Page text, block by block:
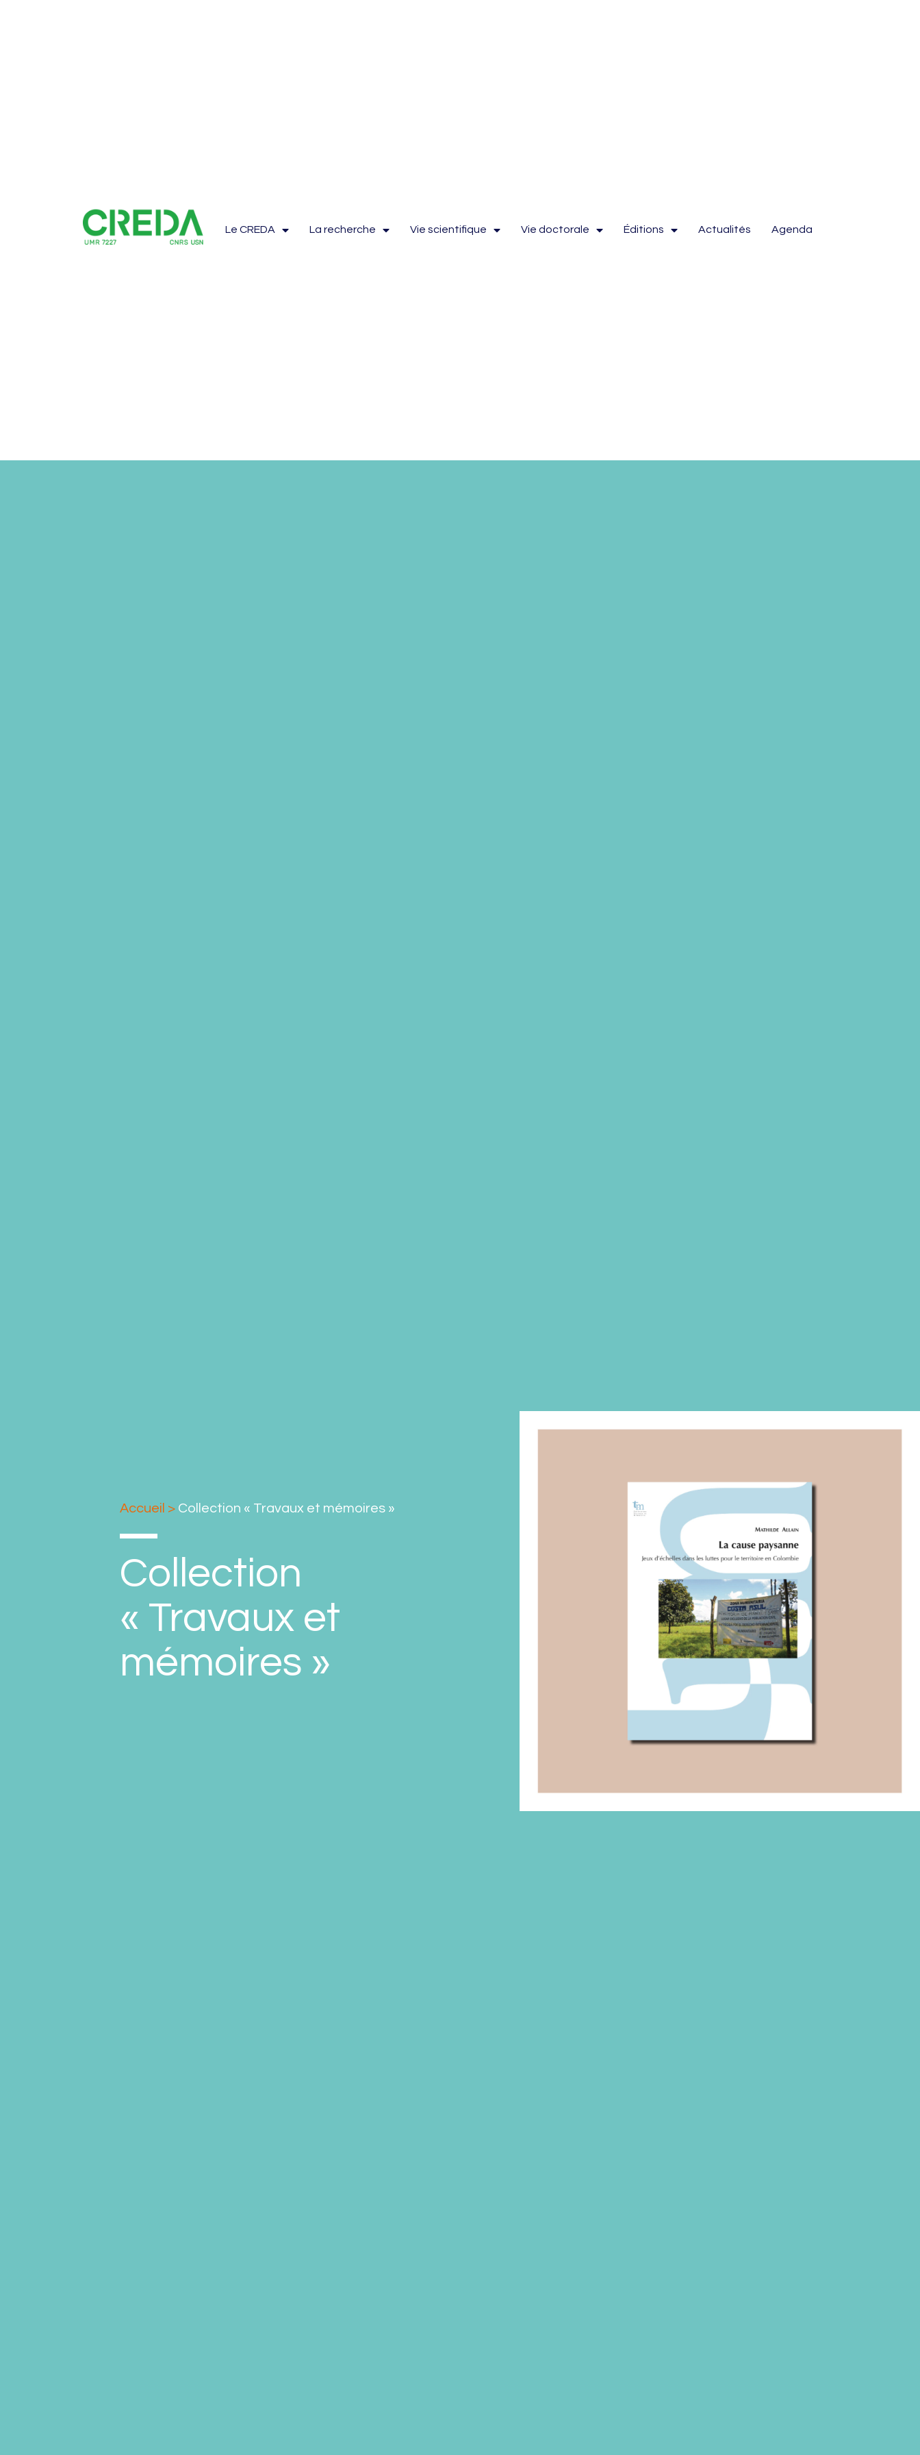
Le CREDA La recherche Vie scientifique Vie doctorale Éditions Actualités Agenda
Accueil > Collection « Travaux et mémoires »
Collection
« Travaux et
mémoires »